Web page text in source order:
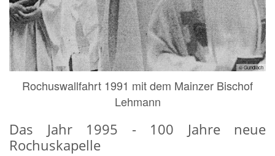
© Gundlach
Rochuswallfahrt 1991 mit dem Mainzer Bischof
Lehmann
Das Jahr 1995 - 100 Jahre neue
Rochuskapelle